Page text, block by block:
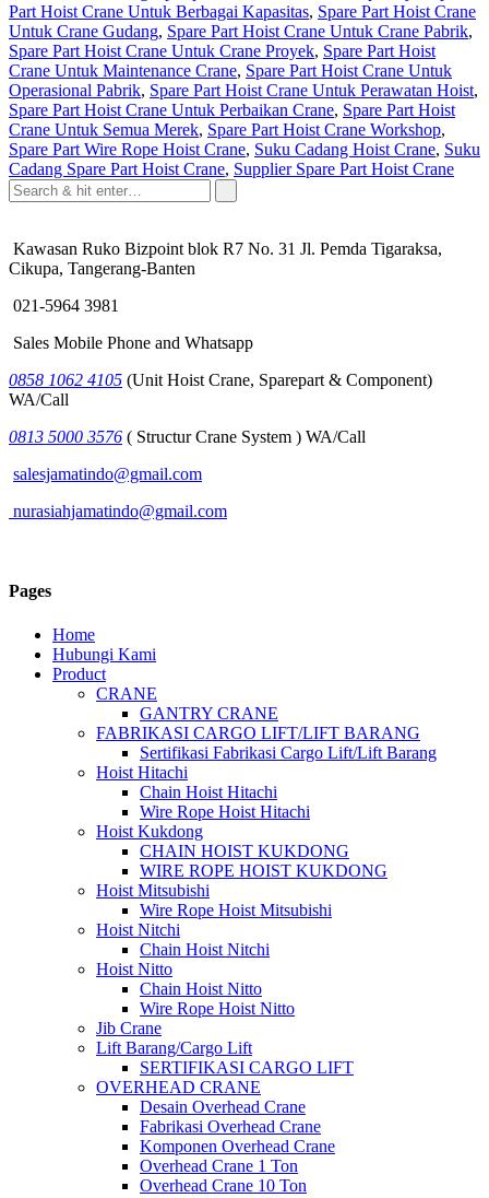
Part Hoist Crane Untuk Berbagai Kapasitas, Spare Part Hoist Crane
Untuk Crane Gudang, Spare Part Hoist Crane Untuk Crane Pabrik,
Spare Part Hoist Crane Untuk Crane Proyek, Spare Part Hoist
Crane Untuk Maintenance Crane, Spare Part Hoist Crane Untuk
Operasional Pabrik, Spare Part Hoist Crane Untuk Perawatan Hoist,
Spare Part Hoist Crane Untuk Perbaikan Crane, Spare Part Hoist
Crane Untuk Semua Merek, Spare Part Hoist Crane Workshop,
Spare Part Wire Rope Hoist Crane, Suku Cadang Hoist Crane, Suku
Cadang Spare Part Hoist Crane, Supplier Spare Part Hoist Crane
Kawasan Ruko Bizpoint blok R7 No. 31 Jl. Pemda Tigaraksa,
Cikupa, Tangerang-Banten
021-5964 3981
Sales Mobile Phone and Whatsapp
0858 1062 4105 (Unit Hoist Crane, Sparepart & Component)
WA/Call
0813 5000 3576 ( Structur Crane System ) WA/Call
salesjamatindo@gmail.com
nurasiahjamatindo@gmail.com
Pages
Home
Hubungi Kami
Product
CRANE
GANTRY CRANE
FABRIKASI CARGO LIFT/LIFT BARANG
Sertifikasi Fabrikasi Cargo Lift/Lift Barang
Hoist Hitachi
Chain Hoist Hitachi
Wire Rope Hoist Hitachi
Hoist Kukdong
CHAIN HOIST KUKDONG
WIRE ROPE HOIST KUKDONG
Hoist Mitsubishi
Wire Rope Hoist Mitsubishi
Hoist Nitchi
Chain Hoist Nitchi
Hoist Nitto
Chain Hoist Nitto
Wire Rope Hoist Nitto
Jib Crane
Lift Barang/Cargo Lift
SERTIFIKASI CARGO LIFT
OVERHEAD CRANE
Desain Overhead Crane
Fabrikasi Overhead Crane
Komponen Overhead Crane
Overhead Crane 1 Ton
Overhead Crane 10 Ton